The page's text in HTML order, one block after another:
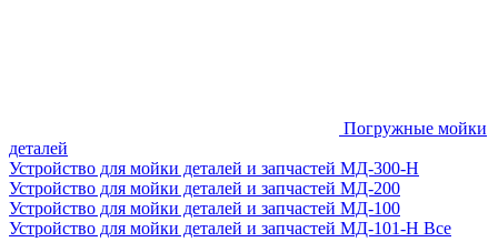
Погружные мойки
деталей
Устройство для мойки деталей и запчастей МД-300-H
Устройство для мойки деталей и запчастей МД-200
Устройство для мойки деталей и запчастей МД-100
Устройство для мойки деталей и запчастей МД-101-Н Все